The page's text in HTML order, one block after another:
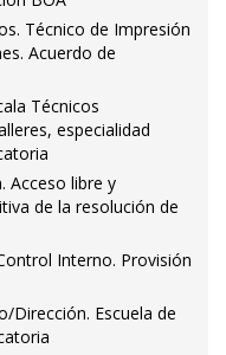
Técnico de Impresión
Acuerdo de
Técnicos
especialidad
Acceso libre y
de la resolución de
Interno. Provisión
Dirección. Escuela de